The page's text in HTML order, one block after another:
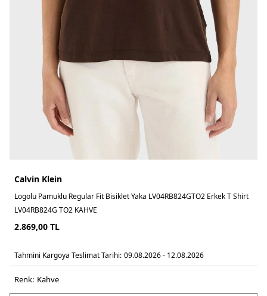
Calvin Klein
Logolu Pamuklu Regular Fit Bisiklet Yaka LV04RB824GTO2 Erkek T Shirt
LV04RB824G TO2 KAHVE
2.869,00 TL
Tahmini Kargoya Teslimat Tarihi: 09.08.2026 - 12.08.2026
Renk: kahve